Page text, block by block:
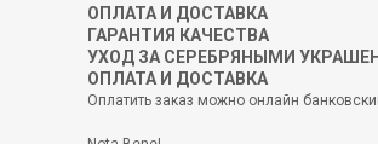
ОПЛАТА И ДОСТАВКА
ГАРАНТИЯ КАЧЕСТВА
УХОД ЗА СЕРЕБРЯНЫМИ
ОПЛАТА И ДОСТАВКА
Оплатить заказ можно онлайн